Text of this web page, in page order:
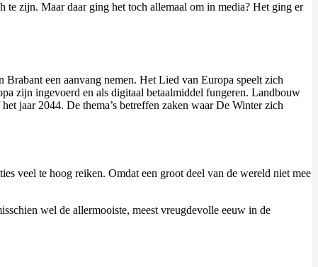
te zijn. Maar daar ging het toch allemaal om in media? Het ging er
een aanvang nemen. Het Lied van Europa speelt zich
zijn ingevoerd en als digitaal betaalmiddel fungeren. Landbouw
jaar 2044. De thema’s betreffen zaken waar De Winter zich
veel te hoog reiken. Omdat een groot deel van de wereld niet mee
wel de allermooiste, meest vreugdevolle eeuw in de